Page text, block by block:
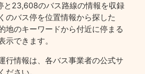
と23,608のバス路線の情報を収録
のバス停を位置情報から探した
地のキーワードから付近に停まる
示できます。
行情報は、各バス事業者の公式サ
ださい。